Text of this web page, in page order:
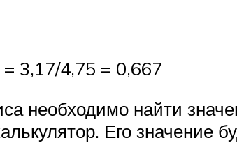
3,17/4,75 = 0,667
необходимо найти
Его значение